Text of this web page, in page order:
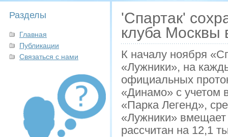
Разделы
Главная
Публикации
Связаться с нами
'Спартак'
клуба Москвы
К началу ноября
«Лужники», на
официальных
«Динамо» с учетом
«Парка Легенд»,
«Лужники»
рассчитан на 12,1